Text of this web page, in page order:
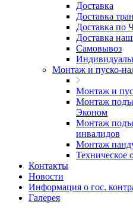
Доставка
Доставка
Доставка по
Доставка
Самовывоз
Монтаж и пуско-
Монтаж и
Монтаж
Эконом
Монтаж
инвалидов
Монтаж
Техническое
Контакты
Новости
Информация о гос.
Галерея